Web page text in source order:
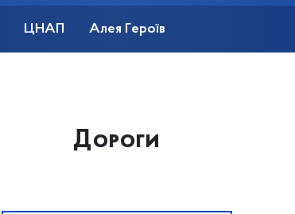
ЦНАП Алея Героїв
Дороги